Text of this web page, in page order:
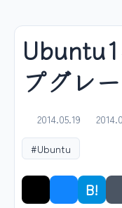
プグレ
2014.05.19
#Ubuntu
B!